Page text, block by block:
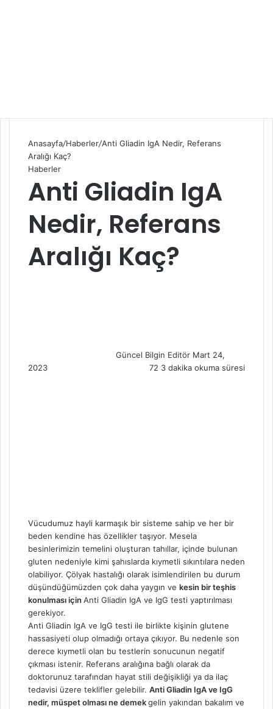
Anasayfa/Haberler/Anti Gliadin IgA Nedir, Referans
Aralığı Kaç?
Haberler
Anti Gliadin IgA
Nedir, Referans
Aralığı Kaç?
Güncel Bilgin Editör e
m
Mart 24,
2023
72 3 dakika okuma süresi
Vücudumuz hayli karmaşık bir sisteme sahip ve her bir
beden kendine has özellikler taşıyor. Mesela
besinlerimizin temelini oluşturan tahıllar, içinde bulunan
gluten nedeniyle kimi şahıslarda kıymetli sıkıntılara neden
olabiliyor. Çölyak hastalığı olarak isimlendirilen bu durum
düşündüğümüzden çok daha yaygın ve kesin bir teşhis
konulması için Anti Gliadin IgA ve IgG testi yaptırılması
gerekiyor.
Anti Gliadin IgA ve IgG testi ile birlikte kişinin glutene
hassasiyeti olup olmadığı ortaya çıkıyor. Bu nedenle son
derece kıymetli olan bu testlerin sonucunun negatif
çıkması istenir. Referans aralığına bağlı olarak da
doktorunuz tarafından hayat stili değişikliği ya da ilaç
tedavisi üzere teklifler gelebilir. Anti Gliadin IgA ve IgG
nedir, müspet olması ne demekgelin yakından bakalım ve